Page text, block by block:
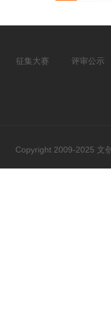
征集大赛 评审公示
Copyright 2009-2025 文